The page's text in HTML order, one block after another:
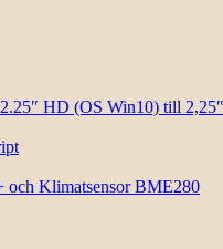
HD (OS Win10) till
och Klimatsensor BME280